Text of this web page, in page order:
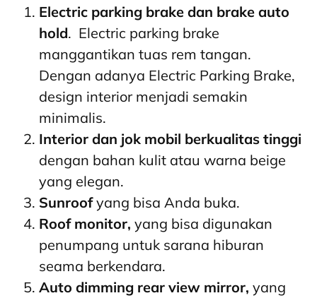
Electric parking brake dan brake auto
hold. Electric parking brake
manggantikan tuas rem tangan.
Dengan adanya Electric Parking Brake,
design interior menjadi semakin
minimalis.
Interior dan jok mobil berkualitas tinggi
dengan bahan kulit atau warna beige
yang elegan.
Sunroofyang bisa Anda buka.
Roof monitor, yang bisa digunakan
penumpang untuk sarana hiburan
seama berkendara.
Auto dimming rear view mirror, yang